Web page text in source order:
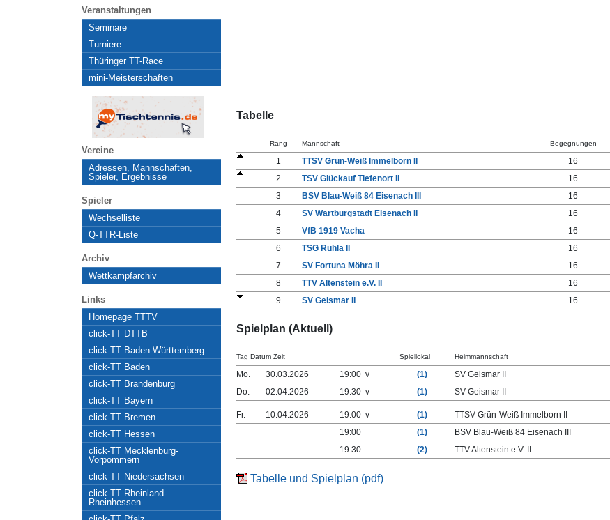
Veranstaltungen
Seminare
Turniere
Thüringer TT-Race
mini-Meisterschaften
Vereine
Adressen, Mannschaften,
Spieler, Ergebnisse
Spieler
Wechselliste
Q-TTR-Liste
Archiv
Wettkampfarchiv
Links
Homepage TTTV
click-TT DTTB
click-TT Baden-Württemberg
click-TT Baden
click-TT Brandenburg
click-TT Bayern
click-TT Bremen
click-TT Hessen
click-TT Mecklenburg-
Vorpommern
click-TT Niedersachsen
click-TT Rheinland-
Rheinhessen
Tabelle
Rang Mannschaft Begegnungen
1 TTSV Grün-Weiß Immelborn II 16
2
TSV Glückauf Tiefenort II 16
3
BSV Blau-Weiß 84 Eisenach III 16
4
SV Wartburgstadt Eisenach II 16
5
VfB 1919 Vacha 16
6
TSG Ruhla II 16
7
SV Fortuna Möhra II 16
8
TTV Altenstein e.V. II 16
9
SV Geismar II 16
Spielplan (Aktuell)
Tag Datum Zeit Spiellokal Heimmannschaft
Mo. 30.03.2026 19:00 v (1) SV Geismar II
Do.
02.04.2026 19:30 v (1) SV Geismar II
Fr. 10.04.2026 19:00 v (1) TTSV Grün-Weiß Immelborn II
19:00
(1) BSV Blau-Weiß 84 Eisenach III
19:30
(2) TTV Altenstein e.V. II
Tabelle und Spielplan (pdf)